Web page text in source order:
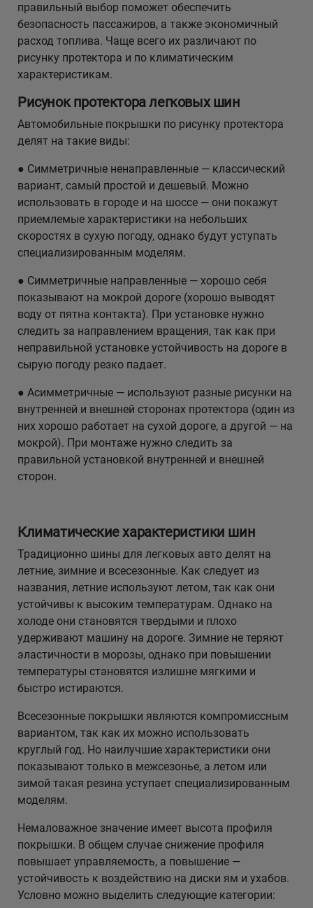
правильный выбор поможет обеспечить
безопасность пассажиров, а также экономичный
расход топлива. Чаще всего их различают по
рисунку протектора и по климатическим
характеристикам.
Рисунок протектора легковых шин
Автомобильные покрышки по рисунку протектора
делят на такие виды:
● Симметричные ненаправленные — классический
вариант, самый простой и дешевый. Можно
использовать в городе и на шоссе — они покажут
приемлемые характеристики на небольших
скоростях в сухую погоду, однако будут уступать
специализированным моделям.
● Симметричные направленные — хорошо себя
показывают на мокрой дороге (хорошо выводят
воду от пятна контакта). При установке нужно
следить за направлением вращения, так как при
неправильной установке устойчивость на дороге в
сырую погоду резко падает.
● Асимметричные — используют разные рисунки на
внутренней и внешней сторонах протектора (один из
них хорошо работает на сухой дороге, а другой — на
мокрой). При монтаже нужно следить за
правильной установкой внутренней и внешней
сторон.
Климатические характеристики шин
Традиционно шины для легковых авто делят на
летние, зимние и всесезонные. Как следует из
названия, летние используют летом, так как они
устойчивы к высоким температурам. Однако на
холоде они становятся твердыми и плохо
удерживают машину на дороге. Зимние не теряют
эластичности в морозы, однако при повышении
температуры становятся излишне мягкими и
быстро истираются.
Всесезонные покрышки являются компромиссным
вариантом, так как их можно использовать
круглый год. Но наилучшие характеристики они
показывают только в межсезонье, а летом или
зимой такая резина уступает специализированным
моделям.
Немаловажное значение имеет высота профиля
покрышки. В общем случае снижение профиля
повышает управляемость, а повышение —
устойчивость к воздействию на диски ям и ухабов.
Условно можно выделить следующие категории:
Шымкент
Экибастуз
Бишкек